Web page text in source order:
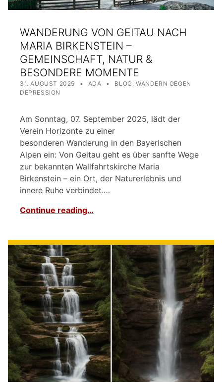
WANDERUNG VON GEITAU NACH
MARIA BIRKENSTEIN –
GEMEINSCHAFT, NATUR &
BESONDERE MOMENTE
31. AUGUST 2025 ADA CATEGORIZED IN:
BLOG ,WANDERN GEGEN
DEPRESSION
Am Sonntag, 07. September 2025, lädt der
Verein Horizonte zu einer
besonderen Wanderung in den Bayerischen
Alpen ein: Von Geitau geht es über sanfte Wege
zur bekannten Wallfahrtskirche Maria
Birkenstein – ein Ort, der Naturerlebnis und
innere Ruhe verbindet.…
Continue reading…